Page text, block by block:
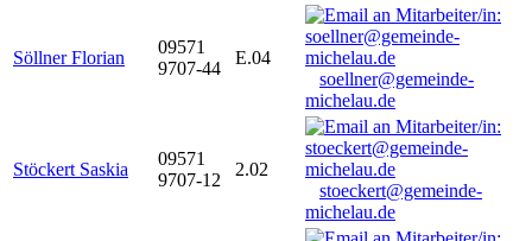
Söllner Florian
09571
9707-44
E.04
soellner@gemeinde-
michelau.de
Stöckert Saskia
09571
9707-12
2.02
stoeckert@gemeinde-
michelau.de